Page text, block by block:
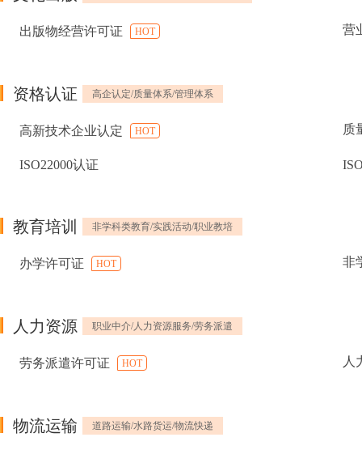
出版物经营许可证 HOT 营
资格认证 高企认定/质量体系/管理体系
高新技术企业认定 HOT 质
ISO22000认证
教育培训 非学科类教育/实践活动/职业教培
办学许可证 HOT 非
人力资源 职业中介/人力资源服务/劳务派遣
劳务派遣许可证 HOT 人
物流运输 道路运输/水路货运/物流快递